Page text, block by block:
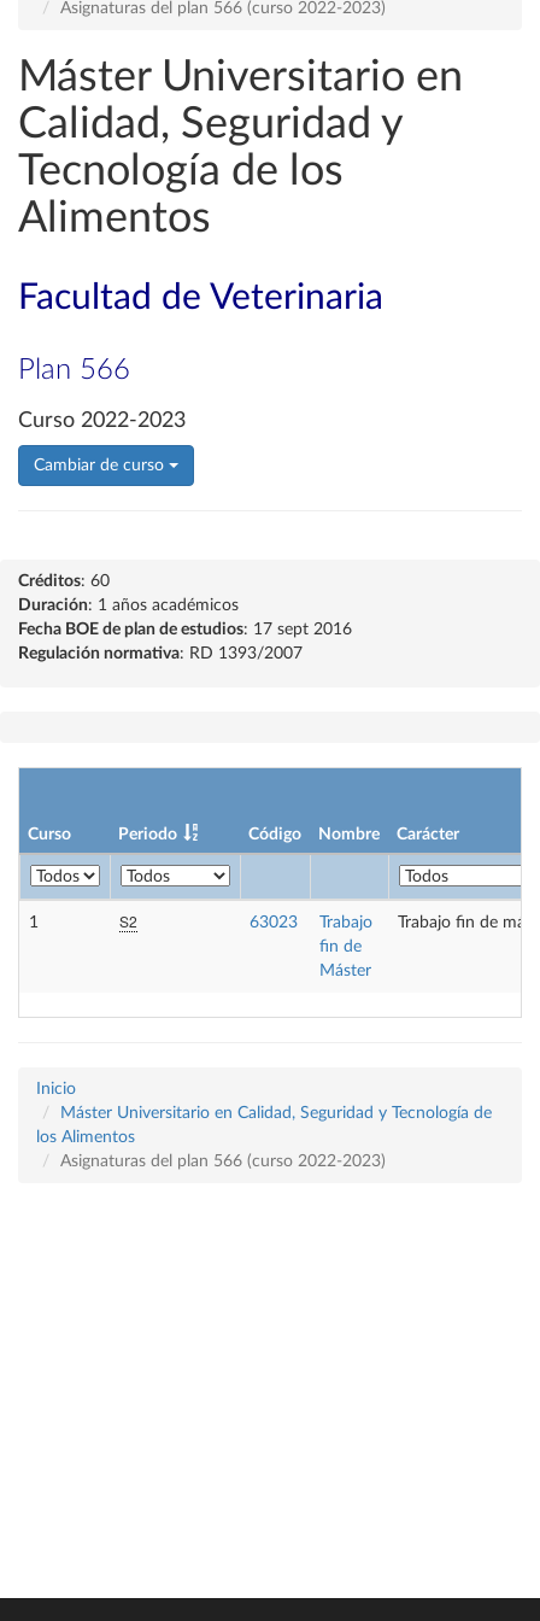
Asignaturas del plan 566 (curso 2022-2023)
Máster Universitario en
Calidad, Seguridad y
Tecnología de los
Alimentos
Facultad de Veterinaria
Plan 566
Curso 2022-2023
Cambiar de curso
Créditos: 60
Duración: 1 años académicos
Fecha BOE de plan de estudios: 17 sept 2016
Regulación normativa: RD 1393/2007
Curso Periodo Código Nombre Carácter
1 S2 63023
Trabajo
fin de
Máster
Trabajo fin de
Inicio
Máster Universitario en Calidad, Seguridad y Tecnología de
los Alimentos
Asignaturas del plan 566 (curso 2022-2023)